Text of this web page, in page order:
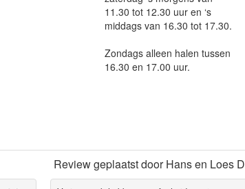
11.30 tot 12.30 uur en ‘s
middags van 16.30 tot 17.30.
Zondags alleen halen tussen
16.30 en 17.00 uur.
Review geplaatst doorHans en Loes